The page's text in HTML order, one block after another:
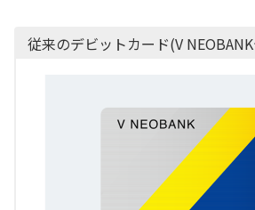
従来のデビットカード(V